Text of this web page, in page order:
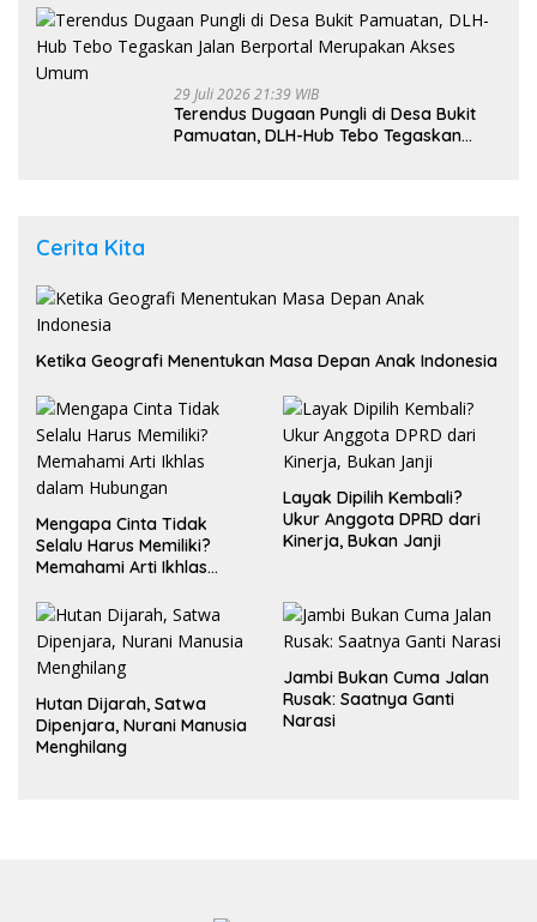
29 Juli 2026 21:39 WIB
Terendus Dugaan Pungli di Desa Bukit
Pamuatan, DLH-Hub Tebo Tegaskan
Cerita Kita
Ketika Geografi Menentukan Masa Depan Anak Indonesia
Mengapa Cinta Tidak
Selalu Harus Memiliki?
Memahami Arti Ikhlas
Layak Dipilih Kembali?
Ukur Anggota DPRD dari
Kinerja, Bukan Janji
Hutan Dijarah, Satwa
Dipenjara, Nurani Manusia
Menghilang
Jambi Bukan Cuma Jalan
Rusak: Saatnya Ganti
Narasi